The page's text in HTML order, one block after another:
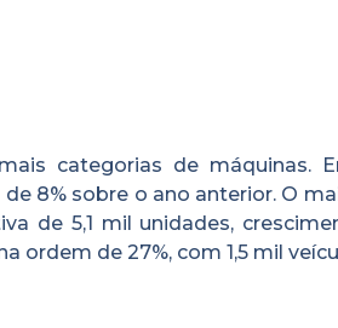
categorias de máquinas.
8% sobre o ano anterior. O
de 5,1 mil unidades,
ordem de 27%, com 1,5 mil